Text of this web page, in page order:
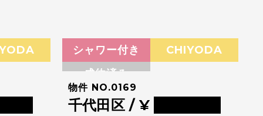
シャワー付き
CHIYODA
成約済み
物件 NO.0169
千代田区 / ¥